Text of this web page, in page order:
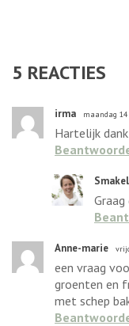
5 REACTIES
irma maandag 14
Hartelijk
Graag
Anne-marie
een vraag
groenten en
met schep